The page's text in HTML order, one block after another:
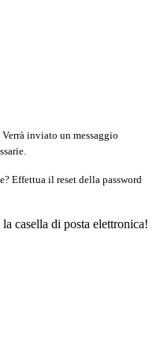
Verrà inviato un messaggio
Effettua il reset della password
casella di posta elettronica!